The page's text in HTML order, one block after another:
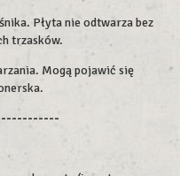
Płyta nie odtwarza bez
trzasków.
Mogą pojawić się